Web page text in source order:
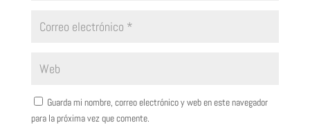
Guarda mi nombre, correo electrónico y web en este navegador
para la próxima vez que comente.